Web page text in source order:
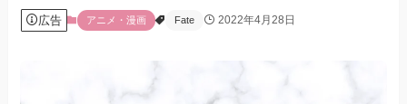
広告 アニメ・漫画 Fate 2022年4月28日